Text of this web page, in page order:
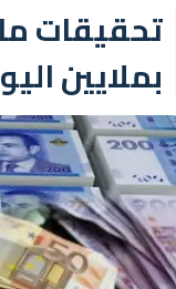
تحقيقات
بملايين